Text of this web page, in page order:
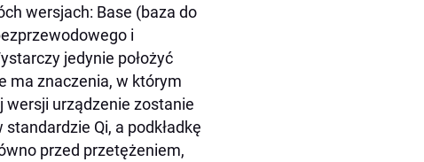
wersjach: Base (baza do
i
jedynie położyć
ma znaczenia, w którym
urządzenie zostanie
Qi, a podkładkę
przed przetężeniem,